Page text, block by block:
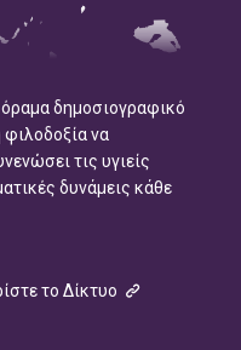
δημοσιογραφικό
φιλοδοξία να
τις υγιείς
δυνάμεις κάθε
το Δίκτυο